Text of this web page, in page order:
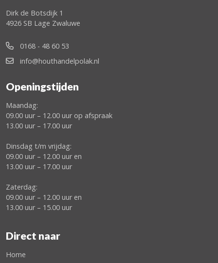
Dirk de Botsdijk 1
4926 SB Lage Zwaluwe
0168 - 48 60 53
info@houthandelpolak.nl
Openingstijden
Maandag:
09.00 uur – 12.00 uur op afspraak
13.00 uur – 17.00 uur
Dinsdag t/m vrijdag:
09.00 uur – 12.00 uur en
13.00 uur – 17.00 uur
Zaterdag:
09.00 uur – 12.00 uur en
13.00 uur – 15.00 uur
Direct naar
Home